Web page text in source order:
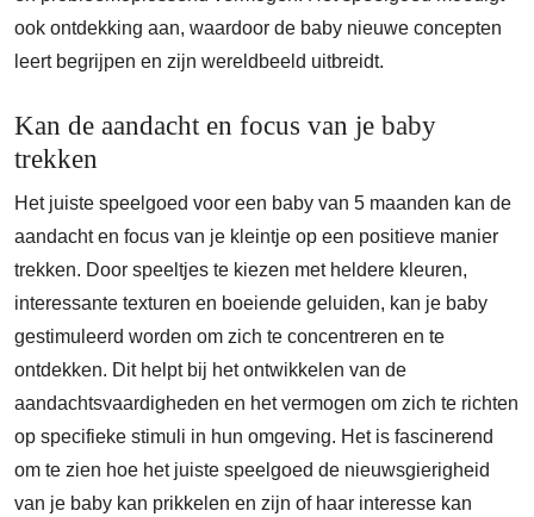
ook ontdekking aan, waardoor de baby nieuwe concepten
leert begrijpen en zijn wereldbeeld uitbreidt.
Kan de aandacht en focus van je baby
trekken
Het juiste speelgoed voor een baby van 5 maanden kan de
aandacht en focus van je kleintje op een positieve manier
trekken. Door speeltjes te kiezen met heldere kleuren,
interessante texturen en boeiende geluiden, kan je baby
gestimuleerd worden om zich te concentreren en te
ontdekken. Dit helpt bij het ontwikkelen van de
aandachtsvaardigheden en het vermogen om zich te richten
op specifieke stimuli in hun omgeving. Het is fascinerend
om te zien hoe het juiste speelgoed de nieuwsgierigheid
van je baby kan prikkelen en zijn of haar interesse kan